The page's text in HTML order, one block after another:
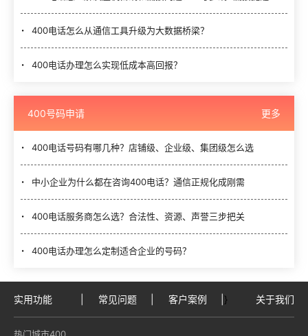
400电话怎么从通信工具升级为大数据桥梁？
400电话办理怎么实现低成本高回报？
400号码申请 更多
400电话号码有哪几种？店铺级、企业级、集团级怎么选
中小企业为什么都在咨询400电话？通信正规化成刚需
400电话服务商怎么选？合法性、资源、声誉三步把关
400电话办理怎么定制适合企业的号码？
实用功能 常见问题 客户案例 } 关于我们